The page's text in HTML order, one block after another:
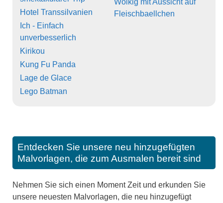
Hotel Transsilvanien
Ich - Einfach
unverbesserlich
Kirikou
Kung Fu Panda
Lage de Glace
Lego Batman
Fleischbaellchen
Entdecken Sie unsere neu hinzugefügten
Malvorlagen, die zum Ausmalen bereit sind
Nehmen Sie sich einen Moment Zeit und erkunden Sie
unsere neuesten Malvorlagen, die neu hinzugefügt